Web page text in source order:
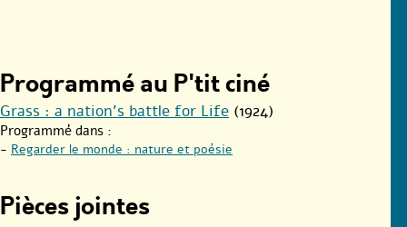
Programmé au P'tit ciné
Grass : a nation’s battle for Life (1924)
Programmé dans :
- Regarder le monde : nature et poésie
Pièces jointes